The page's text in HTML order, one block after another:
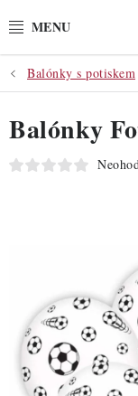
na
POTŘEBY
POMŮCKY
SUROVINY
DO KUCHYNĚ
POCHUTINY
Balónky s potiskem
Balónky